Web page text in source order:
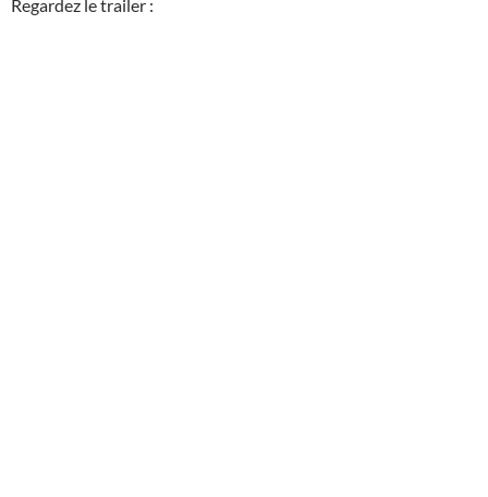
Regardez le trailer :